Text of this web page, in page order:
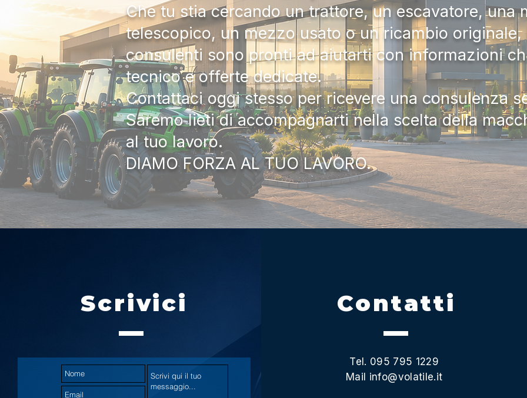
Che tu stia cercando un trattore, un escavatore, una
telescopico, un mezzo usato o un ricambio
consulenti sono pronti ad aiutarti con informazioni
tecnico e offerte dedicate.
Contattaci oggi stesso per ricevere una consulenza
Saremo lieti di accompagnarti nella scelta della
al tuo lavoro.
DIAMO FORZA AL TUO LAVORO.
Scrivici Contatti
Tel. 095 795 1229
Mail info@volatile.it